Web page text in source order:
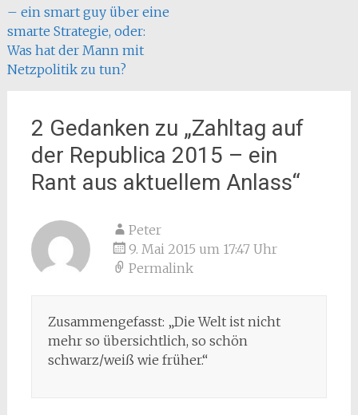
– ein smart guy über eine
smarte Strategie, oder:
Was hat der Mann mit
Netzpolitik zu tun?
2 Gedanken zu „Zahltag auf
der Republica 2015 – ein
Rant aus aktuellem Anlass“
Peter
9. Mai 2015 um 17:47 Uhr
Permalink
Zusammengefasst: „Die Welt ist nicht
mehr so übersichtlich, so schön
schwarz/weiß wie früher.“